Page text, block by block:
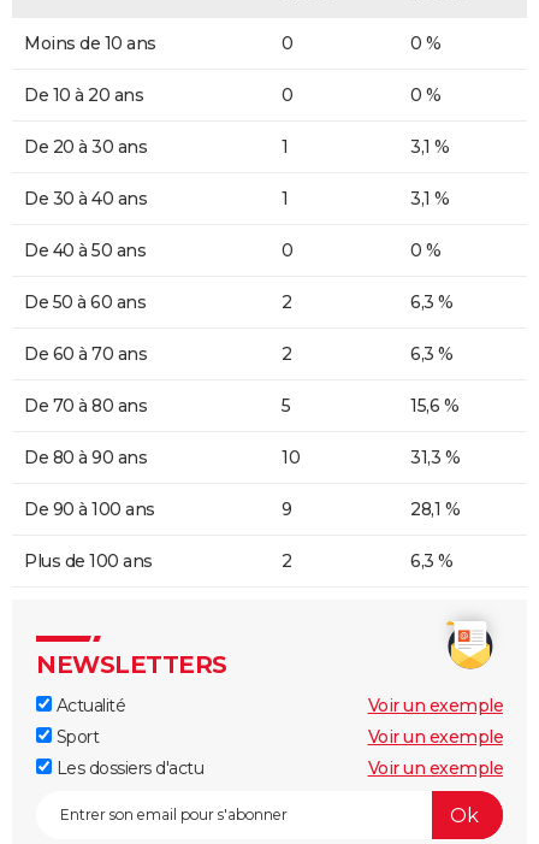
Moins de 10 ans 0 0 %
De 10 à 20 ans 0 0 %
De 20 à 30 ans 1 3,1 %
De 30 à 40 ans 1 3,1 %
De 40 à 50 ans 0 0 %
De 50 à 60 ans 2 6,3 %
De 60 à 70 ans 2 6,3 %
De 70 à 80 ans 5 15,6 %
De 80 à 90 ans 10 31,3 %
De 90 à 100 ans 9 28,1 %
Plus de 100 ans 2 6,3 %
NEWSLETTERS
Actualité
Voir un exemple
Sport
Voir un exemple
Les dossiers d'actu
Voir un exemple